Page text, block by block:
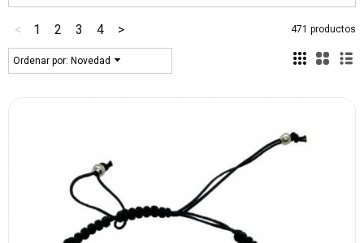
< 1 2 3 4 > 471 productos
Ordenar por: Novedad